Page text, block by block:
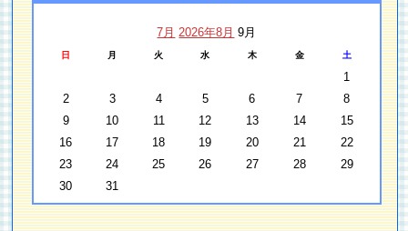
7月 2026年8月 9月
日 月 火 水 木 金 土
1
2
3 4 5 6 7
8
9
10 11 12 13 14
15
16
17 18 19 20 21
22
23
24 25 26 27 28
29
30
31